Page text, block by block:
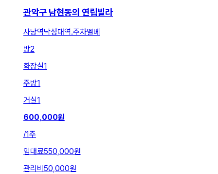
관악구 남현동의 연립빌라
사당역낙성대역.주차엘베
방2
화장실1
주방1
거실1
600,000원
/1주
임대료550,000원
관리비 50,000원